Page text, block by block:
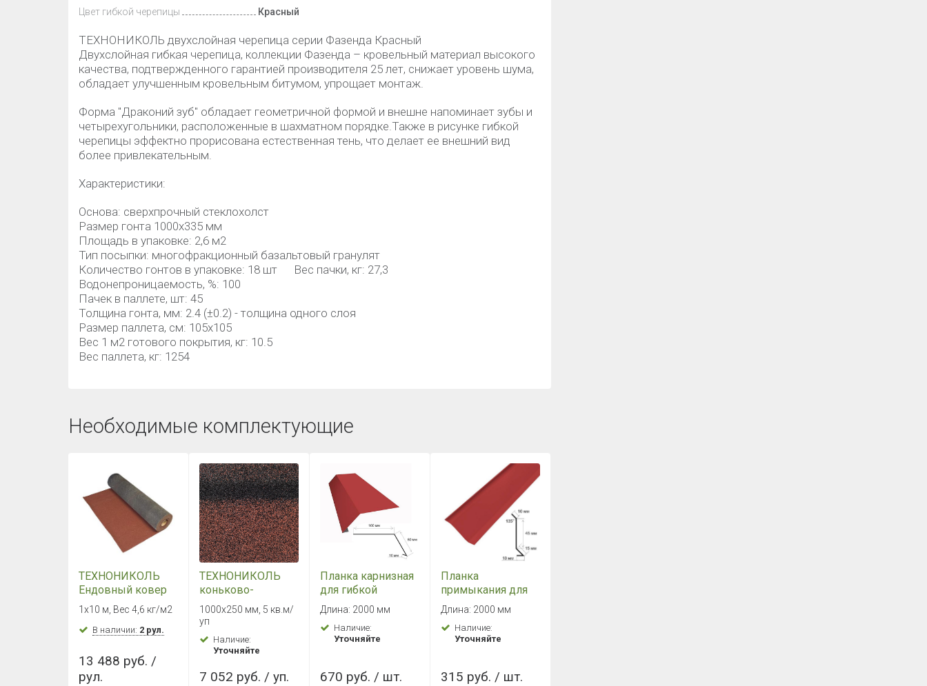
Цвет гибкой черепицы
Красный
ТЕХНОНИКОЛЬ двухслойная черепица серии Фазенда Красный
Двухслойная гибкая черепица, коллекции Фазенда – кровельный материал высокого
качества, подтвержденного гарантией производителя 25 лет, снижает уровень шума,
обладает улучшенным кровельным битумом, упрощает монтаж.
Форма "Драконий зуб" обладает геометричной формой и внешне напоминает зубы и
четырехугольники, расположенные в шахматном порядке.Также в рисунке гибкой
черепицы эффектно прорисована естественная тень, что делает ее внешний вид
более привлекательным.
Характеристики:
Основа: сверхпрочный стеклохолст
Размер гонта 1000х335 мм
Площадь в упаковке: 2,6 м2
Тип посыпки: многофракционный базальтовый гранулят
Количество гонтов в упаковке: 18 шт Вес пачки, кг: 27,3
Водонепроницаемость, %: 100
Пачек в паллете, шт: 45
Толщина гонта, мм: 2.4 (±0.2) - толщина одного слоя
Размер паллета, см: 105x105
Вес 1 м2 готового покрытия, кг: 10.5
Вес паллета, кг: 1254
Необходимые комплектующие
ТЕХНОНИКОЛЬ
Ендовный ковер
Красный коралл
1х10 м, Вес 4,6 кг/м2
В наличии: 2 рул.
13 488 руб. /
рул.
ТЕХНОНИКОЛЬ
коньково-
карнизная
черепица Красный
Экстра
1000х250 мм, 5 кв.м/
уп
Наличие:
Уточняйте
7 052 руб. / уп.
Планка карнизная
для гибкой
черепицы (красная
RAL 3011)
Длина: 2000 мм
Наличие:
Уточняйте
670 руб. / шт.
Планка
примыкания для
гибкой черепицы
(красная RAL 3011)
Длина: 2000 мм
Наличие:
Уточняйте
315 руб. / шт.